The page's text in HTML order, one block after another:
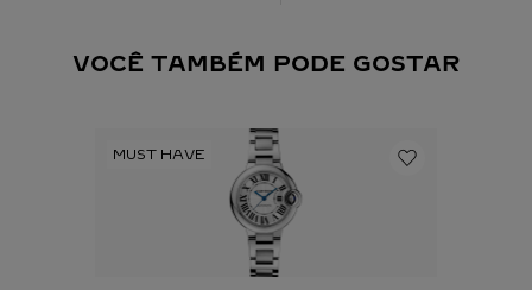
VOCÊ TAMBÉM PODE GOSTAR